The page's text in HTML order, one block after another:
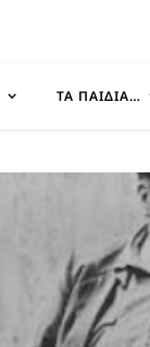
ΤΑ ΠΑΙΔΊΑ…